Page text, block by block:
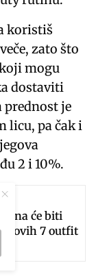
koristiš
zato što
mogu
dostaviti
prednost je
licu, pa čak i
2 i 10%.
će biti
ovih 7 outfit